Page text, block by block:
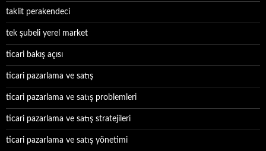
taklit perakendeci
tek şubeli yerel market
ticari bakış açısı
ticari pazarlama ve satış
ticari pazarlama ve satış problemleri
ticari pazarlama ve satış stratejileri
ticari pazarlama ve satış yönetimi